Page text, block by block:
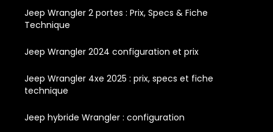
Jeep Wrangler 2 portes : Prix, Specs & Fiche
Technique
Jeep Wrangler 2024 configuration et prix
Jeep Wrangler 4xe 2025 : prix, specs et fiche
technique
Jeep hybride Wrangler : configuration